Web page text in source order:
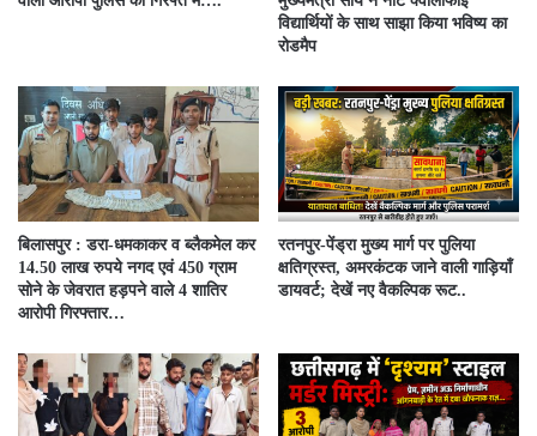
विद्यार्थियों के साथ साझा किया भविष्य का
रोडमैप
बिलासपुर : डरा-धमकाकर व ब्लैकमेल कर
14.50 लाख रुपये नगद एवं 450 ग्राम
सोने के जेवरात हड़पने वाले 4 शातिर
आरोपी गिरफ्तार…
रतनपुर-पेंड्रा मुख्य मार्ग पर पुलिया
क्षतिग्रस्त, अमरकंटक जाने वाली गाड़ियाँ
डायवर्ट; देखें नए वैकल्पिक रूट..